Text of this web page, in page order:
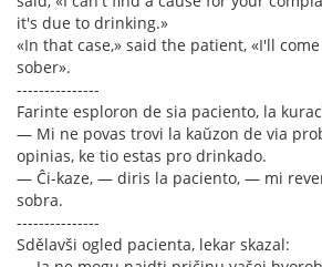
it's due to drinking.»
«In that case,» said the patient, «I'll
sober».
---------------
Farinte esploron de sia paciento, la
— Mi ne povas trovi la kaŭzon de via
opinias, ke tio estas pro drinkado.
— Ĉi-kaze, — diris la paciento, — mi
sobra.
---------------
Sdělavši ogled pacienta, lekar skazal: